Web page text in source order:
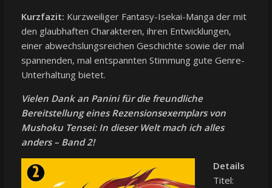
Kurzfazit: Kurzweiliger Fantasy-Isekai-Manga der mit
den glaubhaften Charakteren, ihren Entwicklungen,
einer abwechslungsreichen Geschichte sowie der mal
spannenden, mal entspannten Stimmung gute Genre-
Unterhaltung bietet.
Vielen Dank an Panini für die freundliche
Bereitstellung eines Rezensionsexemplars von
Mushoku Tensei: In dieser Welt mach ich alles
anders – Band 2!
Details
Titel: